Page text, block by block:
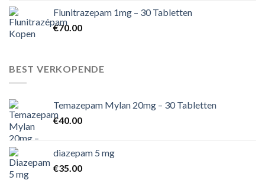
Flunitrazepam 1mg – 30 Tabletten
€70.00
BEST VERKOPENDE
Temazepam Mylan 20mg – 30 Tabletten
€40.00
diazepam 5 mg
€35.00